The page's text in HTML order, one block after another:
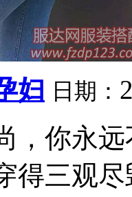
妇 日期：
，你永
得三观